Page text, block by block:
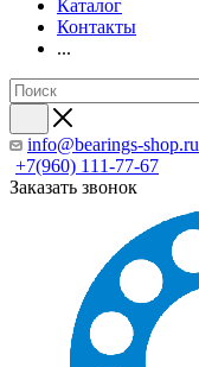
Каталог
Контакты
...
info@bearings-shop.ru
+7(960) 111-77-67
Заказать звонок